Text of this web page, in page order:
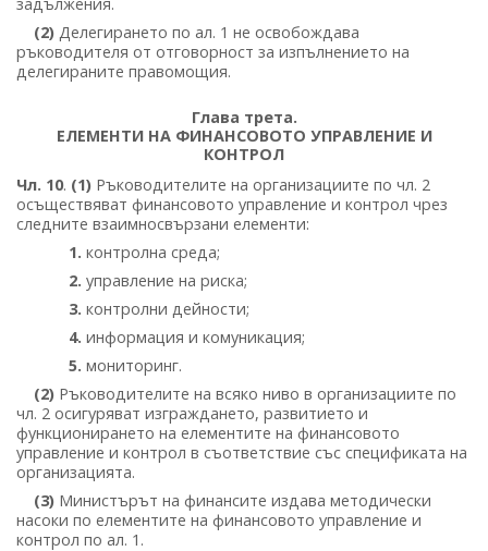
(2) Делегирането по ал. 1 не освобождава
ръководителя от отговорност за изпълнението на
делегираните правомощия.
Глава трета.
ЕЛЕМЕНТИ НА ФИНАНСОВОТО УПРАВЛЕНИЕ И
КОНТРОЛ
Чл. 10. (1) Ръководителите на организациите по чл. 2
осъществяват финансовото управление и контрол чрез
следните взаимносвързани елементи:
1. контролна среда;
2. управление на риска;
3. контролни дейности;
4. информация и комуникация;
5. мониторинг.
(2) Ръководителите на всяко ниво в организациите по
чл. 2 осигуряват изграждането, развитието и
функционирането на елементите на финансовото
управление и контрол в съответствие със спецификата на
организацията.
(3) Министърът на финансите издава методически
насоки по елементите на финансовото управление и
контрол по ал. 1.